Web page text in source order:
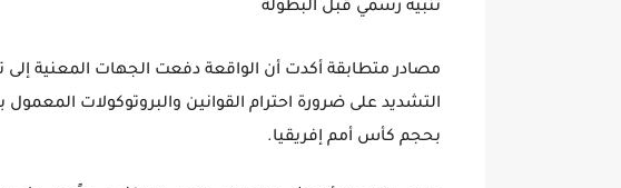
تنبيه رسمي قبل البطولة
مصادر متطابقة أكدت أن الواقعة دفعت الجهات المعنية إلى
التشديد على ضرورة احترام القوانين والبروتوكولات
بحجم كأس أمم إفريقيا.